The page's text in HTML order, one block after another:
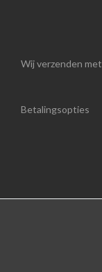
Wij verzenden met
Betalingsopties